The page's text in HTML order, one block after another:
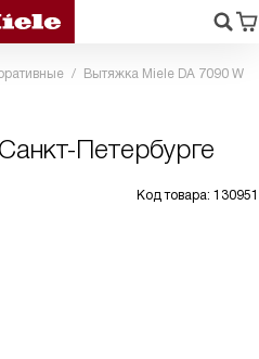
Вытяжка Miele DA 7090 W
Петербурге
Код товара: 130951